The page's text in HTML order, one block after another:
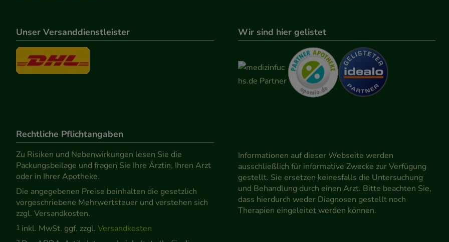
Unser Versanddienstleister Wir sind hier gelistet
Rechtliche Pflichtangaben
Zu Risiken und Nebenwirkungen lesen Sie die
Packungsbeilage und fragen Sie Ihre Ärztin, Ihren Arzt
oder in Ihrer Apotheke.
Die angegebenen Preise beinhalten die gesetzlich
vorgeschriebene Mehrwertsteuer und verstehen sich
zzgl. Versandkosten.
1 inkl. MwSt. ggf. zzgl. Versandkosten
Informationen auf dieser Webseite werden
ausschließlich für informative Zwecke zur Verfügung
gestellt. Sie ersetzen keinesfalls die Untersuchung
und Behandlung durch einen Arzt. Bitte beachten Sie,
dass hierdurch weder Diagnosen gestellt noch
Therapien eingeleitet werden können.